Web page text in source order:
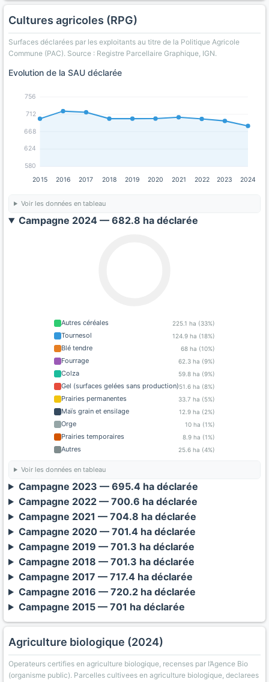
Cultures agricoles (RPG)
Surfaces déclarées par les exploitants au titre de la Politique Agricole
Commune (PAC). Source : Registre Parcellaire Graphique, IGN.
Evolution de la SAU déclarée
580
624
668
712
756
2015 2016 2017 2018 2019 2020 2021 2022 2023 2024
Voir les données en tableau
Campagne 2024 — 682.8 ha déclarée
Autres céréales 225.1 ha (33%)
Tournesol 124.9 ha (18%)
Blé tendre 68 ha (10%)
Fourrage 62.3 ha (9%)
Colza 59.8 ha (9%)
Gel (surfaces gelées sans production)51.6 ha (8%)
Prairies permanentes 33.7 ha (5%)
Maïs grain et ensilage 12.9 ha (2%)
Orge 10 ha (1%)
Prairies temporaires 8.9 ha (1%)
Autres 25.6 ha (4%)
Voir les données en tableau
Campagne 2023 — 695.4 ha déclarée
Campagne 2022 — 700.6 ha déclarée
Campagne 2021 — 704.8 ha déclarée
Campagne 2020 — 701.4 ha déclarée
Campagne 2019 — 701.3 ha déclarée
Campagne 2018 — 701.3 ha déclarée
Campagne 2017 — 717.4 ha déclarée
Campagne 2016 — 720.2 ha déclarée
Campagne 2015 — 701 ha déclarée
Agriculture biologique (2024)
Operateurs certifies en agriculture biologique, recenses par l’Agence Bio
(organisme public). Parcelles cultivees en agriculture biologique, declarees